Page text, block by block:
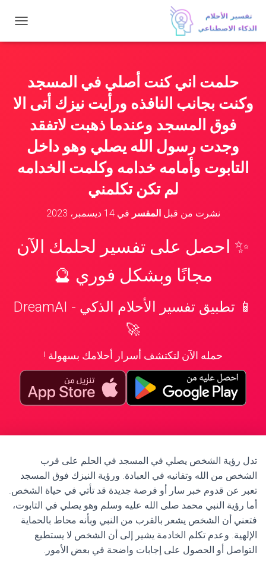
ب
ل
ت
حلمت اني كنت أصلي في المسجد
وكنت بجانب النافذه ورأيت نيزك أتى الا
فوق المسجد وعندما ذهبت لاتفقد
وجدت رسول الله يصلي وهو داخل
التابوت وأمامه خدامه وكلمت الخدامه
لم تكن تكلمني
نشرت من قبلالمفسر في14 ديسمبر، 2023
✨ احصل على تفسير لحلمك الآن
مجانًا وبشكل فوري 🔮
📱 تطبيق تفسير الأحلام الذكي - DreamAI
🚀
حمله الآن لتكتشف أسرار أحلامك بسهولة !
تدل رؤية الشخص يصلي في المسجد في الحلم على قرب
الشخص من الله وتفانيه في العبادة. ورؤية النيزك فوق المسجد
تعبر عن قدوم خبر سار أو فرصة جديدة قد تأتي في حياة الشخص.
أما رؤية النبي محمد صلى الله عليه وسلم وهو يصلي في التابوت،
فتعني أن الشخص يشعر بالقرب من النبي وبأنه محاط بالحماية
الإلهية. وعدم تكلم الخادمة يشير إلى أن الشخص لا يستطيع
التواصل أو الحصول على إجابات واضحة في بعض الأمور.